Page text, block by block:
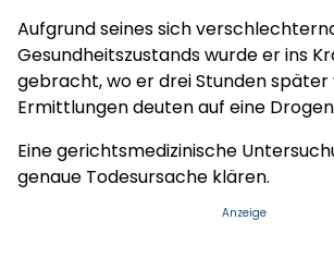
Aufgrund seines sich
Gesundheitszustands wurde er ins
gebracht, wo er drei Stunden
Ermittlungen deuten auf eine
Eine gerichtsmedizinische
genaue Todesursache klären.
Anzeige